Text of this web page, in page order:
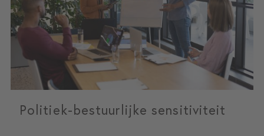
Politiek-bestuurlijke sensitiviteit